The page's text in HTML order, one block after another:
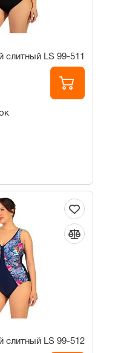
слитный LS 99-511
слитный LS 99-512